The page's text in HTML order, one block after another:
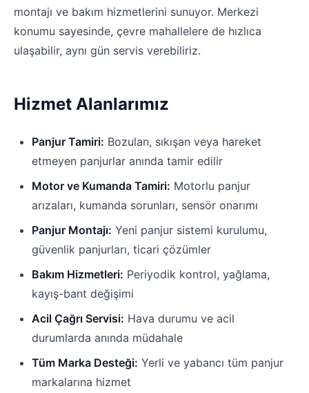
montajı ve bakım hizmetlerini sunuyor. Merkezi
konumu sayesinde, çevre mahallelere de hızlıca
ulaşabilir, aynı gün servis verebiliriz.
Hizmet Alanlarımız
Panjur Tamiri: Bozulan, sıkışan veya hareket
etmeyen panjurlar anında tamir edilir
Motor ve Kumanda Tamiri: Motorlu panjur
arızaları, kumanda sorunları, sensör onarımı
Panjur Montajı: Yeni panjur sistemi kurulumu,
güvenlik panjurları, ticari çözümler
Bakım Hizmetleri: Periyodik kontrol, yağlama,
kayış-bant değişimi
Acil Çağrı Servisi: Hava durumu ve acil
durumlarda anında müdahale
Tüm Marka Desteği: Yerli ve yabancı tüm panjur
markalarına hizmet